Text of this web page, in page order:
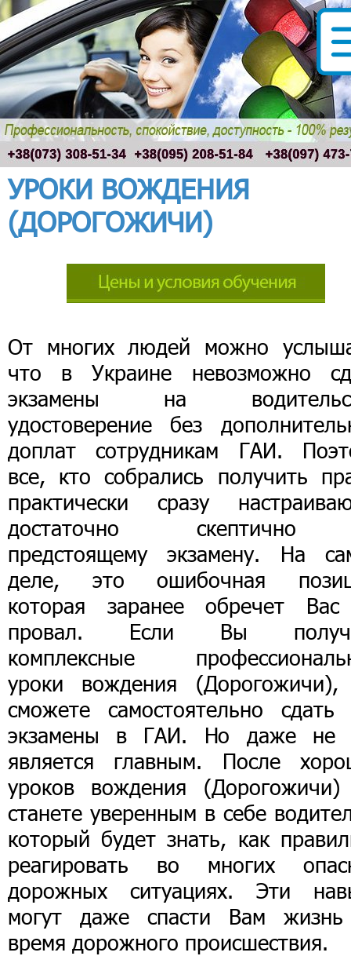
УРОКИ ВОЖДЕНИЯ
(ДОРОГОЖИЧИ)
От многих людей можно
что в Украине невозможно
экзамены на
удостоверение без
доплат сотрудникам ГАИ.
все, кто собрались получить
практически сразу
достаточно
предстоящему экзамену. На
деле, это ошибочная
которая заранее обречет
провал. Если Вы
комплексные
уроки вождения
сможете самостоятельно сдать
экзамены в ГАИ. Но даже не
является главным. После
уроков вождения
станете уверенным в себе
который будет знать, как
реагировать во многих
дорожных ситуациях. Эти
могут даже спасти Вам
время дорожного происшествия.